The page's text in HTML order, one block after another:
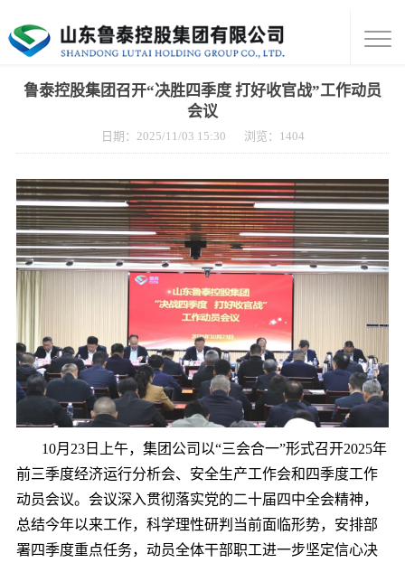
鲁泰控股集团召开“决胜四季度 打好收官战”工作动员
会议
日期：2025/11/03 15:30 浏览： 1404
10月23日上午，集团公司以“三会合一”形式召开2025年
前三季度经济运行分析会、安全生产工作会和四季度工作
动员会议。会议深入贯彻落实党的二十届四中全会精神，
总结今年以来工作，科学理性研判当前面临形势，安排部
署四季度重点任务，动员全体干部职工进一步坚定信心决